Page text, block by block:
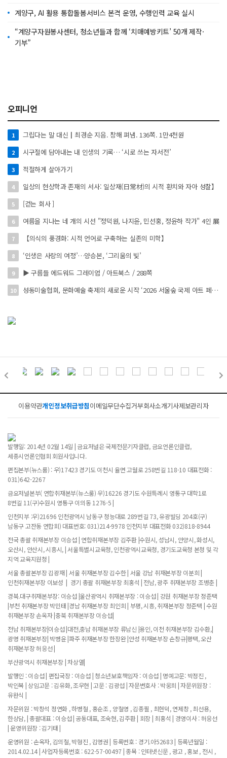
계양구, AI 활용 통합돌봄서비스 본격 운영, 수행인력 교육 실시
“계양구자원봉사센터, 청소년들과 함께 ‘치매예방키트’ 50개 제작·
기부”
오피니언
1 그립다는 말 대신┃최경순 지음. 창해 펴냄. 136쪽. 1만4천원
2 시구절에 담아내는 내 인생의 기록… ‘시로 쓰는 자서전’
3 적절하게 살아가기
4 일상의 현상학과 존재의 서사: 일상재(日常材)의 시적 환치와 자아 성찰】
5 [걷는 회사 ]
6 여름을 지나는 네 개의 시선 "정덕원, 나지윤, 민선홍, 정윤하 작가" 4인 展
7 【의식의 풍경화: 시적 언어로 구축하는 실존의 미학】
8 ‘인생은 사랑의 여정’…양승본, ‘그리움의 빛’
9 ▶ 구름들 에드워드 그레이엄 / 아트북스 / 288쪽
10 성동미술협회, 문화예술 축제의 새로운 시작 ‘2026 서울숲 국제 아트 페스타’ 개최
이용약관개인정보취급방침이메일무단수집거부회사소개기사제보관리자
발행일: 2014년 02월 14일 | 금요저널은 국제전문기자클럽, 금요언론인클럽,
세종시언론인협회 회원사입니다.
편집본부(뉴스룸) : 우)17423 경기도 이천시 율면 고월로 258번길 118-10 대표전화 :
031)642-2267
금요저널본부( 연합취재본부(뉴스룸) 우)16226 경기도 수원특례시 영통구 대학1로
8번길 11(구)수원시 영통구 이의동 1276-5 |
인천지부 :우)21696 인천광역시 남동구 청능대로 289번길 73, 유광빌딩 204호(구)
남동구 고잔동 연합회) 대표번호: 031)214-9978 인천지부 대표전화 032)818-8944
전국 총괄 취재본부장 이승섭 | 연합취재본부장 김주환 |수원시, 성남시, 안양시, 화성시,
오산시, 안산시, 시흥시, | 서울특별시교육청, 인천광역시교육청, 경기도교육청 본청 및 각
지역 교육지원청 |
서울 총괄본부장 김광재 | 서울 취재본부장 김수한 | 서울 강남 취재본부장 이분희 |
인천취재본부장 이보성 | 경기 총괄 취재본부장 최홍석 | 전남, 광주 취재본부장 조병춘 |
경북.대구취재본부장: 이승섭 |울산광역시 취재본부장 : 이승섭 | 강원 취재본부장 정준택
|부천 취재본부장 박민태 |경남 취재본부장 최인희 | 부평, 시흥, 취재본부장 정준택 | 수원
취재본부장 손옥자 |충북 취재본부장 이승섭|
전남 취재본부장|이승섭 |대전,충남 취재본부장 류남신 |용인, 이천 취재본부장 김수환,|
광명 취재본부장| 박병윤 |파주 취재본부장 한장완 |안성 취재본부장 손창규|평택, 오산
취재본부장 허응선 |
부산광역시 취재본부장 | 차상열|
발행인 : 이승섭 | 편집국장 : 이승섭 | 청소년보호책임자 : 이승섭 | 명예고문: 박정진 ,
박인복 | 상임고문 : 김유화, 조우현 | 고문 : 김광섭 | 자문변호사 : 박웅희 | 자문위원장 :
유완식 |
자문위원 : 박창석 정연화 , 하병철 , 홍순조 , 양철영 , 김종필 , 최현덕, 연제창 , 최선용,
한상담, | 총괄대표 : 이승섭 | 공동대표, 조숙현, 김주환 | 회장 | 최홍석 | 경영이사 : 허응선
| 운영위원장 : 김기태 |
운영위원 : 손옥자, 김의철, 박형진 , 김명권 | 등록번호 : 경기.아52683 | 등록년월일 :
2014.02.14 | 사업자등록번호 : 622-57-00497 | 종목 : 인터넷신문 , 광고 , 홍보 , 전시 ,